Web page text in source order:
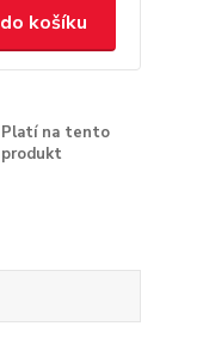
košíku
Platí na tento
produkt